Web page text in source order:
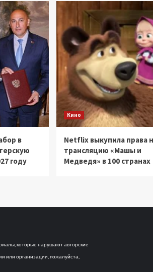
в
году
Кино
Netflix выкупила права
трансляцию «Машы и
Медведя» в 100 странах
которые нарушают авторские
или организации, пожалуйста,